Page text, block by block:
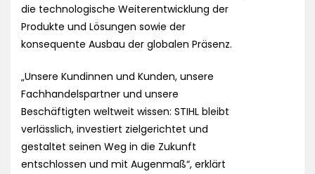
die technologische Weiterentwicklung der
Produkte und Lösungen sowie der
konsequente Ausbau der globalen Präsenz.
„Unsere Kundinnen und Kunden, unsere
Fachhandelspartner und unsere
Beschäftigten weltweit wissen: STIHL bleibt
verlässlich, investiert zielgerichtet und
gestaltet seinen Weg in die Zukunft
entschlossen und mit Augenmaß“, erklärt